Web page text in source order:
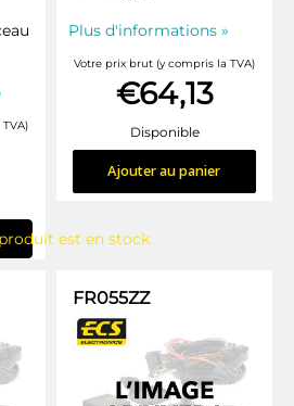
est en stock
Plus d'informations »
Votre prix brut (y compris la TVA)
€64,13
Disponible
Ajouter au panier
FR055ZZ